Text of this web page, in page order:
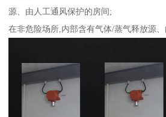
源、由人工通风保护的房间;
在非危险场所,内部含有气体/蒸气释放源